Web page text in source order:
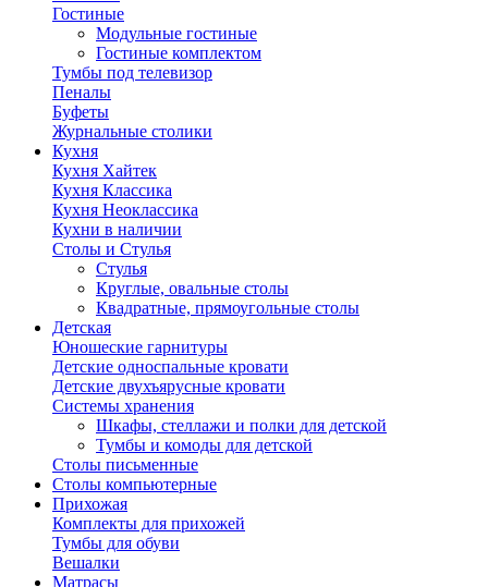
Гостиные
Модульные гостиные
Гостиные комплектом
Тумбы под телевизор
Пеналы
Буфеты
Журнальные столики
Кухня
Кухня Хайтек
Кухня Классика
Кухня Неоклассика
Кухни в наличии
Столы и Стулья
Стулья
Круглые, овальные столы
Квадратные, прямоугольные столы
Детская
Юношеские гарнитуры
Детские односпальные кровати
Детские двухъярусные кровати
Системы хранения
Шкафы, стеллажи и полки для детской
Тумбы и комоды для детской
Столы письменные
Столы компьютерные
Прихожая
Комплекты для прихожей
Тумбы для обуви
Вешалки
Матрасы